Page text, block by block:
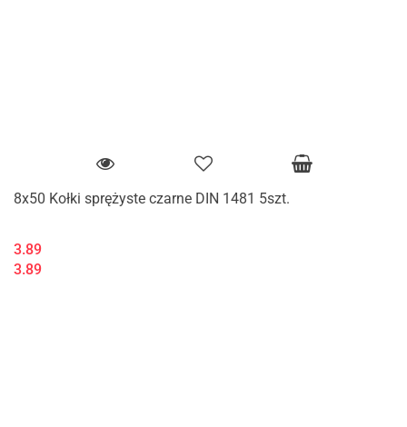
8x50 Kołki sprężyste czarne DIN 1481 5szt.
3.89
3.89